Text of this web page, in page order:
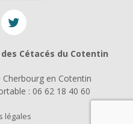
des Cétacés du Cotentin
Cherbourg en Cotentin
: 06 62 18 40 60
légales